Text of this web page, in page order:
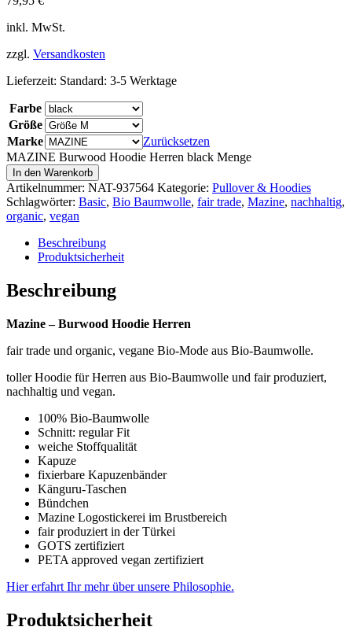
inkl. MwSt.
zzgl. Versandkosten
Lieferzeit: Standard: 3-5 Werktage
Farbe
Größe
Marke
Zurücksetzen
MAZINE Burwood Hoodie Herren black Menge
In den Warenkorb
Artikelnummer: NAT-937564 Kategorie: Pullover & Hoodies
Schlagwörter: Basic, Bio Baumwolle, fair trade, Mazine, nachhaltig,
organic, vegan
Beschreibung
Produktsicherheit
Beschreibung
Mazine – Burwood Hoodie Herren
fair trade und organic, vegane Bio-Mode aus Bio-Baumwolle.
toller Hoodie für Herren aus Bio-Baumwolle und fair produziert,
nachhaltig und vegan.
100% Bio-Baumwolle
Schnitt: regular Fit
weiche Stoffqualität
Kapuze
fixierbare Kapuzenbänder
Känguru-Taschen
Bündchen
Mazine Logostickerei im Brustbereich
fair produziert in der Türkei
GOTS zertifiziert
PETA approved vegan zertifiziert
Hier erfahrt Ihr mehr über unsere Philosophie.
Produktsicherheit